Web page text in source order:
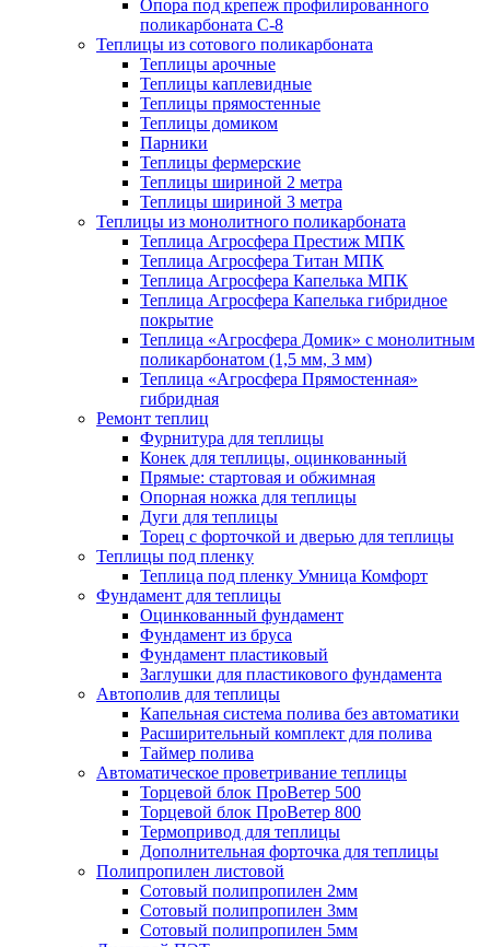
Опора под крепеж профилированного
поликарбоната С-8
Теплицы из сотового поликарбоната
Теплицы арочные
Теплицы каплевидные
Теплицы прямостенные
Теплицы домиком
Парники
Теплицы фермерские
Теплицы шириной 2 метра
Теплицы шириной 3 метра
Теплицы из монолитного поликарбоната
Теплица Агросфера Престиж МПК
Теплица Агросфера Титан МПК
Теплица Агросфера Капелька МПК
Теплица Агросфера Капелька гибридное
покрытие
Теплица «Агросфера Домик» с монолитным
поликарбонатом (1,5 мм, 3 мм)
Теплица «Агросфера Прямостенная»
гибридная
Ремонт теплиц
Фурнитура для теплицы
Конек для теплицы, оцинкованный
Прямые: стартовая и обжимная
Опорная ножка для теплицы
Дуги для теплицы
Торец с форточкой и дверью для теплицы
Теплицы под пленку
Теплица под пленку Умница Комфорт
Фундамент для теплицы
Оцинкованный фундамент
Фундамент из бруса
Фундамент пластиковый
Заглушки для пластикового фундамента
Автополив для теплицы
Капельная система полива без автоматики
Расширительный комплект для полива
Таймер полива
Автоматическое проветривание теплицы
Торцевой блок ПроВетер 500
Торцевой блок ПроВетер 800
Термопривод для теплицы
Дополнительная форточка для теплицы
Полипропилен листовой
Сотовый полипропилен 2мм
Сотовый полипропилен 3мм
Сотовый полипропилен 5мм